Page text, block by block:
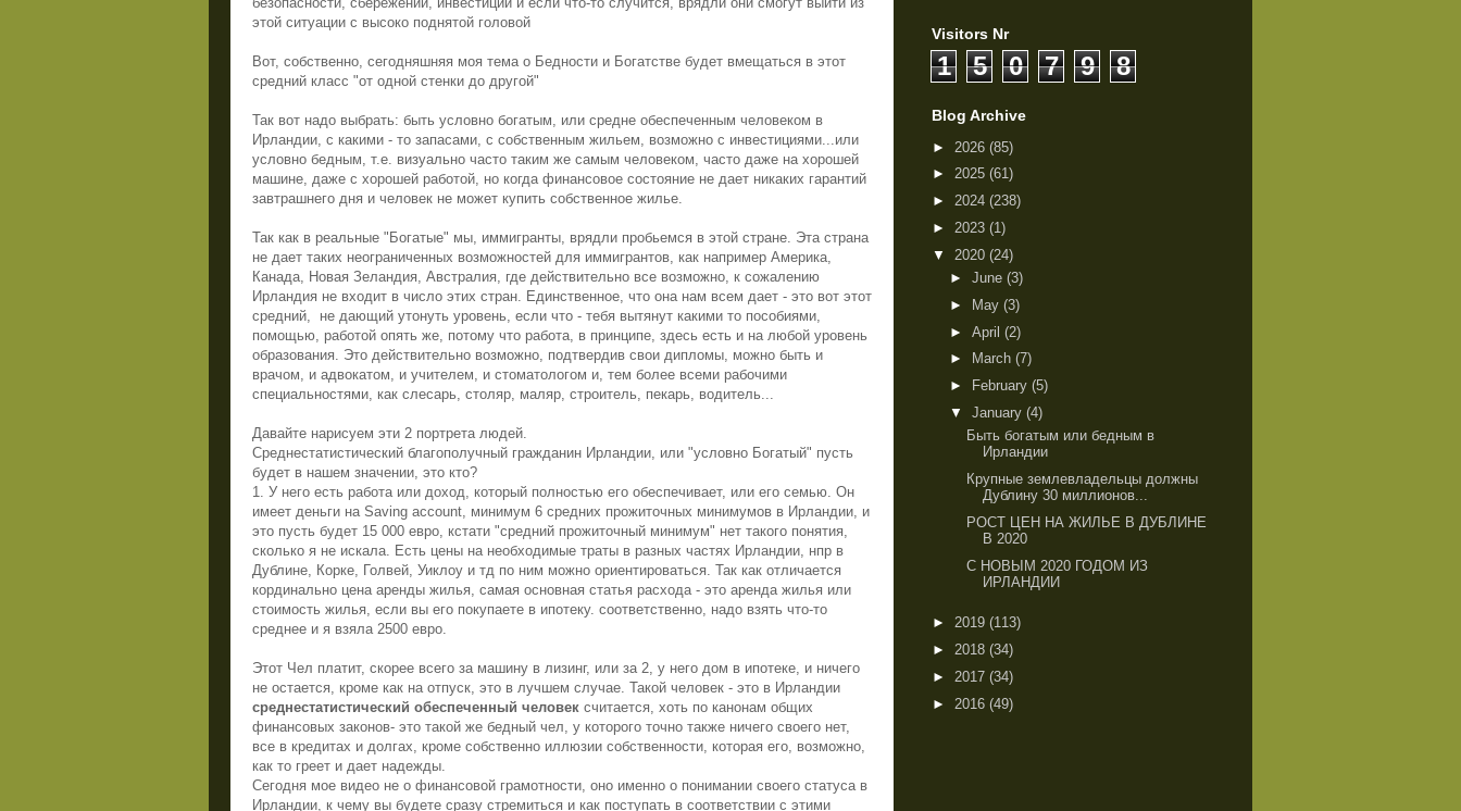
этой ситуации с высоко поднятой головой
Вот, собственно, сегодняшняя моя тема о Бедности и Богатстве будет вмещаться в этот
средний класс "от одной стенки до другой"
Так вот надо выбрать: быть условно богатым, или средне обеспеченным человеком в
Ирландии, с какими - то запасами, с собственным жильем, возможно с инвестициями...или
условно бедным, т.е. визуально часто таким же самым человеком, часто даже на хорошей
машине, даже с хорошей работой, но когда финансовое состояние не дает никаких гарантий
завтрашнего дня и человек не может купить собственное жилье.
Так как в реальные "Богатые" мы, иммигранты, врядли пробьемся в этой стране. Эта страна
не дает таких неограниченных возможностей для иммигрантов, как например Америка,
Канада, Новая Зеландия, Австралия, где действительно все возможно, к сожалению
Ирландия не входит в число этих стран. Единственное, что она нам всем дает - это вот этот
средний,
не дающий утонуть уровень, если что - тебя вытянут какими то пособиями,
помощью, работой опять же, потому что работа, в принципе, здесь есть и на любой уровень
образования. Это действительно возможно, подтвердив свои дипломы, можно быть и
врачом, и адвокатом, и учителем, и стоматологом и, тем более всеми рабочими
специальностями, как слесарь, столяр, маляр, строитель, пекарь, водитель...
Давайте нарисуем эти 2 портрета людей.
Среднестатистический благополучный гражданин Ирландии, или "условно Богатый" пусть
будет в нашем значении, это кто?
1. У него есть работа или доход, который полностью его обеспечивает, или его семью. Он
имеет деньги на Saving account, минимум 6 средних прожиточных минимумов в Ирландии, и
это пусть будет 15 000 евро, кстати "средний прожиточный минимум" нет такого понятия,
сколько я не искала. Есть цены на необходимые траты в разных частях Ирландии, нпр в
Дублине, Корке, Голвей, Уиклоу и тд по ним можно ориентироваться. Так как отличается
кординально цена аренды жилья, самая основная статья расхода - это аренда жилья или
стоимость жилья, если вы его покупаете в ипотеку. соответственно, надо взять что-то
среднее и я взяла 2500 евро.
Этот Чел платит, скорее всего за машину в лизинг, или за 2, у него дом в ипотеке, и ничего
не остается, кроме как на отпуск, это в лучшем случае. Такой человек - это в Ирландии
среднестатистический обеспеченный человек считается, хоть по канонам общих
финансовых законов- это такой же бедный чел, у которого точно также ничего своего нет,
все в кредитах и долгах, кроме собственно иллюзии собственности, которая его, возможно,
как то греет и дает надежды.
Сегодня мое видео не о финансовой грамотности, оно именно о понимании своего статуса в
Ирландии, к чему вы будете сразу стремиться и как поступать в соответствии с этими
Visitors Nr
1 5 0 7 9 8
Blog Archive
► 2026 (85)
► 2025 (61)
► 2024 (238)
► 2023 (1)
▼ 2020 (24)
► June (3)
►
May (3)
► April (2)
►
March (7)
►
February (5)
▼ January (4)
Быть богатым или бедным в
Ирландии
Крупные землевладельцы должны
Дублину 30 миллионов...
РОСТ ЦЕН НА ЖИЛЬЕ В ДУБЛИНЕ
В 2020
С НОВЫМ 2020 ГОДОМ ИЗ
ИРЛАНДИИ
► 2019 (113)
► 2018 (34)
► 2017 (34)
► 2016 (49)